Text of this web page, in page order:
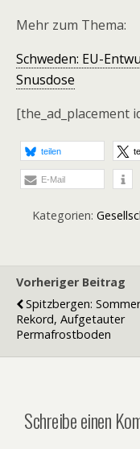
Mehr zum Thema:
Schweden: EU-
Snusdose
[the_ad_placement
teilen
E-Mail
Kategorien:
Vorheriger Beitrag
Spitzbergen:
Rekord, Aufgetauter
Permafrostboden
Schreibe einen